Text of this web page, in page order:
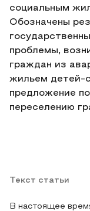
социальным
Обозначены
проблемы,
граждан из
жильем детей-
предложение
переселению
Текст статьи
В настоящее